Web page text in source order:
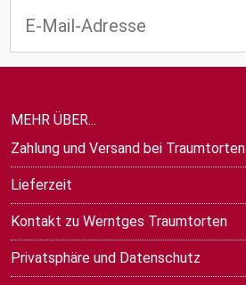
MEHR ÜBER...
Zahlung und Versand bei Traumtorten
Lieferzeit
Kontakt zu Werntges Traumtorten
Privatsphäre und Datenschutz